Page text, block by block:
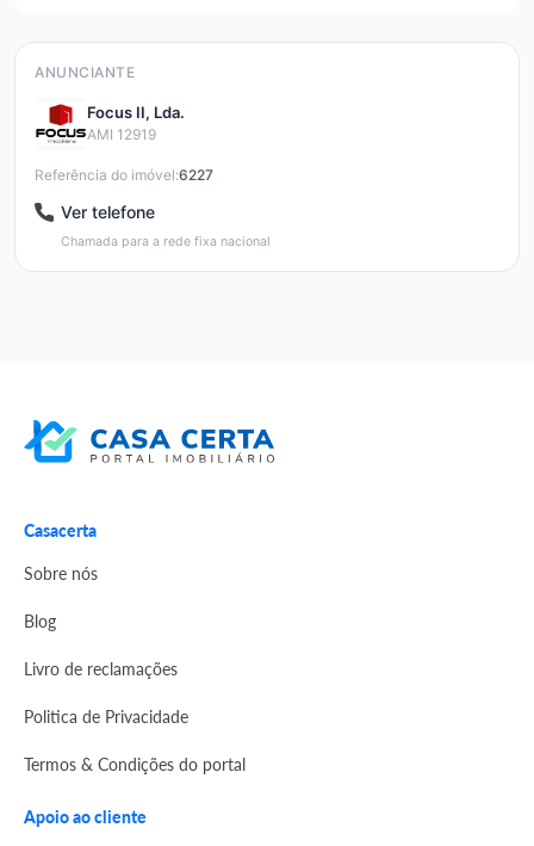
ANUNCIANTE
Focus II, Lda.
AMI 12919
Referência do imóvel:6227
Ver telefone
Chamada para a rede fixa nacional
Casacerta
Sobre nós
Blog
Livro de reclamações
Politica de Privacidade
Termos & Condições do portal
Apoio ao cliente